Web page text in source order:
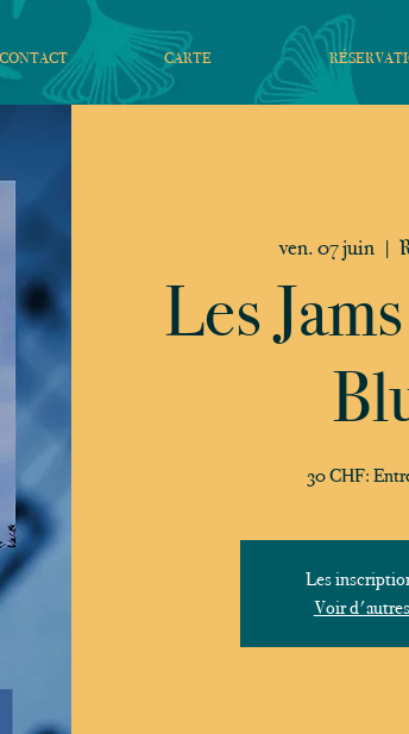
CONTACT CARTE
ven. 07 juin
  |
Les
30 CHF:
Les
Voir